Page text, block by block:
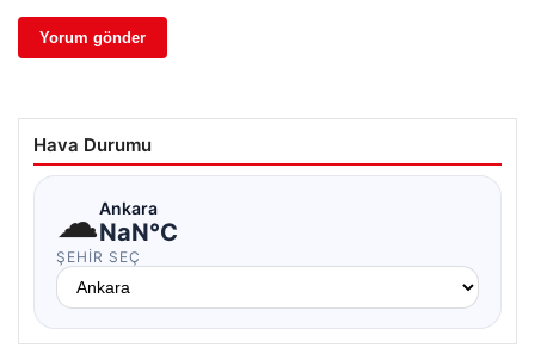
Hava Durumu
☁Ankara
NaN°C
ŞEHIR SEÇ